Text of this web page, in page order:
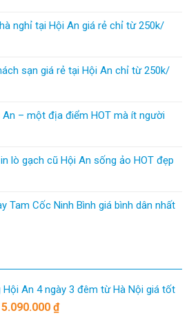
nghỉ tại Hội An giá rẻ chỉ từ 250k/
sạn giá rẻ tại Hội An chỉ từ 250k/
An – một địa điểm HOT mà ít người
lò gạch cũ Hội An sống ảo HOT đẹp
Tam Cốc Ninh Bình giá bình dân nhất
Hội An 4 ngày 3 đêm từ Hà Nội giá tốt
5.090.000 ₫